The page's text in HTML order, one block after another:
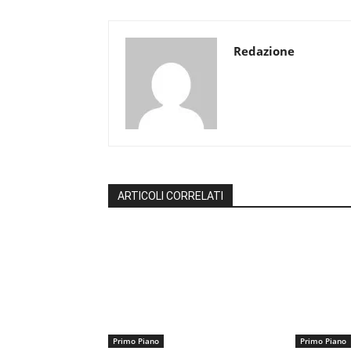
Redazione
ARTICOLI CORRELATI
Primo Piano Primo Piano